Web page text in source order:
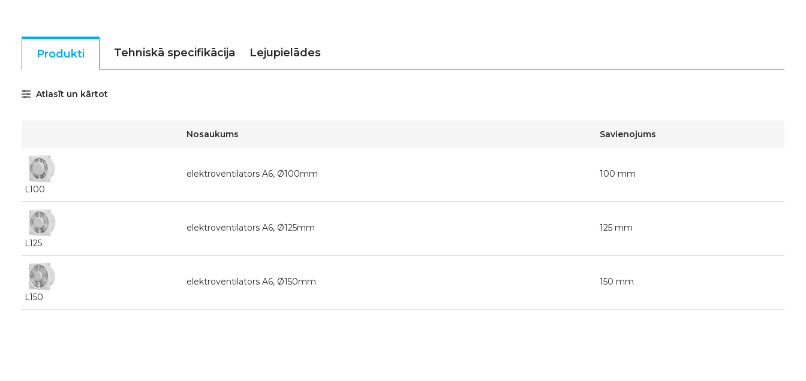
Produkti Tehniskā specifikācija Lejupielādes
Atlasīt un kārtot
Nosaukums Savienojums
L100
elektroventilators A6, Ø100mm 100 mm
L125
elektroventilators A6, Ø125mm 125 mm
L150
elektroventilators A6, Ø150mm 150 mm